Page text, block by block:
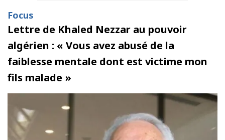
Focus
Lettre de Khaled Nezzar au pouvoir
algérien : « Vous avez abusé de la
faiblesse mentale dont est victime mon
fils malade »